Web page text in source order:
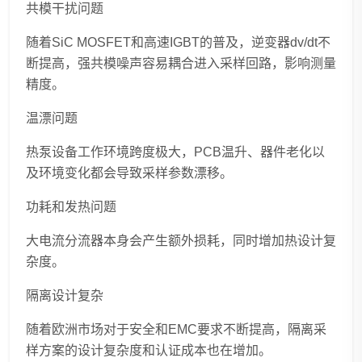
共模干扰问题
随着SiC MOSFET和高速IGBT的普及，逆变器dv/dt不
断提高，强共模噪声容易耦合进入采样回路，影响测量
精度。
温漂问题
热泵设备工作环境跨度极大，PCB温升、器件老化以
及环境变化都会导致采样参数漂移。
功耗和发热问题
大电流分流器本身会产生额外损耗，同时增加热设计复
杂度。
隔离设计复杂
随着欧洲市场对于安全和EMC要求不断提高，隔离采
样方案的设计复杂度和认证成本也在增加。